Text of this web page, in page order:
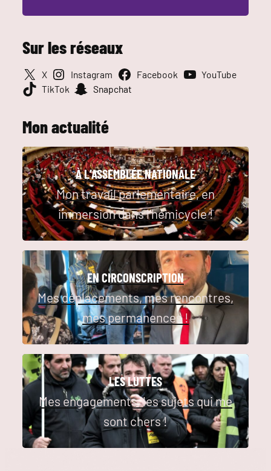
Sur les réseaux
X Instagram Facebook
YouTube
TikTok
Snapchat
Mon actualité
À L’ASSEMBLÉE NATIONALE
Mon travail parlementaire, en
immersion dans l’hémicycle !
EN CIRCONSCRIPTION
Mes déplacements, mes rencontres,
mes permanences !
LES LUTTES
Mes engagements, les sujets qui me
sont chers !